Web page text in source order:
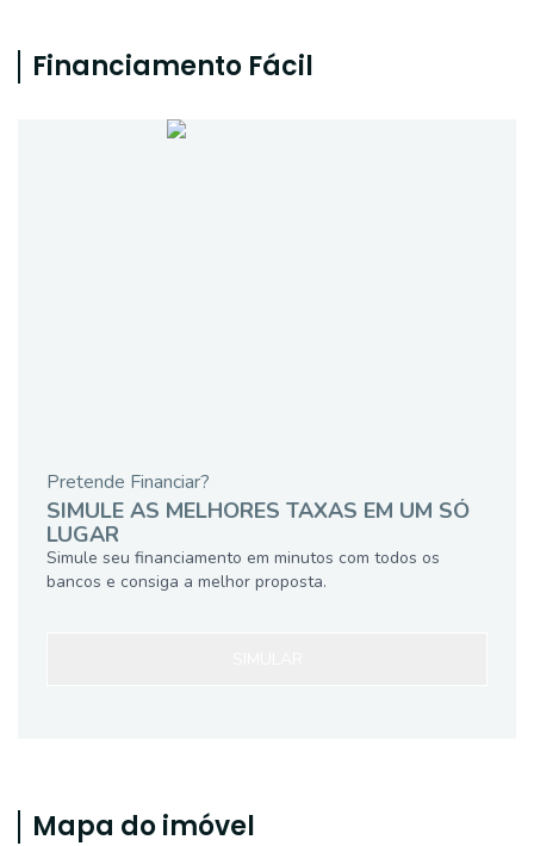
Financiamento Fácil
Pretende Financiar?
SIMULE AS MELHORES TAXAS EM UM SÓ
LUGAR
Simule seu financiamento em minutos com todos os
bancos e consiga a melhor proposta.
Mapa do imóvel